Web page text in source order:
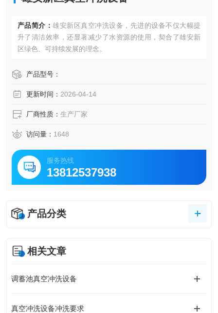
产品简介： 雄安新区真空冲洗设备，先进的设备不仅大幅提
升了清洁效率，还显著减少了水资源的使用，契合了雄安新
区绿色、可持续发展的理念。
产品型号：
更新时间： 2026-04-14
厂商性质： 生产厂家
访问量： 1648
服务热线
13812537938
产品分类
相关文章
调蓄池真空冲洗设备
真空冲洗设备冲洗要求